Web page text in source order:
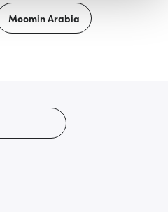
vi tror att du tycker om. Det
vår trafik och göra
Moomin Arabia